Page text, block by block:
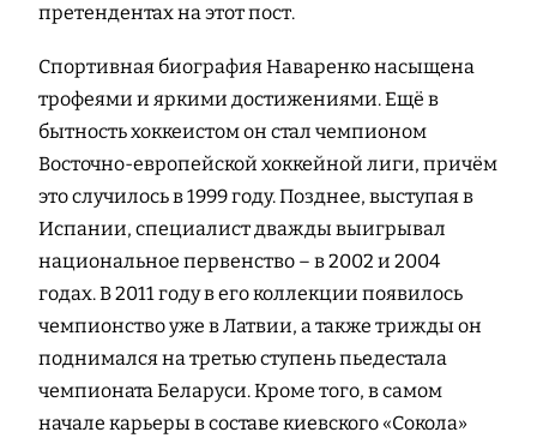
претендентах на этот пост.
Спортивная биография Наваренко насыщена
трофеями и яркими достижениями. Ещё в
бытность хоккеистом он стал чемпионом
Восточно-европейской хоккейной лиги, причём
это случилось в 1999 году. Позднее, выступая в
Испании, специалист дважды выигрывал
национальное первенство – в 2002 и 2004
годах. В 2011 году в его коллекции появилось
чемпионство уже в Латвии, а также трижды он
поднимался на третью ступень пьедестала
чемпионата Беларуси. Кроме того, в самом
начале карьеры в составе киевского «Сокола»